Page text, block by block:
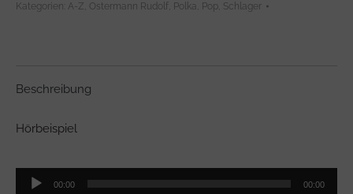
BABYLON
Kategorien: A-Z Ostermann Rudolf Polka Pop, Schlager
Beschreibung
Hörbeispiel
Audio-
Player
00:00 00:00